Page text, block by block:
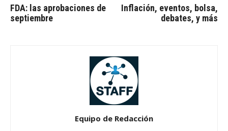
FDA: las aprobaciones de
septiembre
Inflación, eventos, bolsa,
debates, y más
Equipo de Redacción